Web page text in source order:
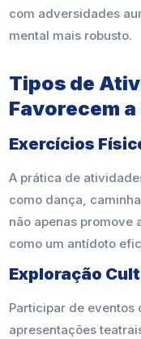
com adversidades
mental mais robusto.
Tipos de
Favorecem
Exercícios
A prática de
como dança,
não apenas promove
como um antídoto
Exploração
Participar de eventos
apresentações